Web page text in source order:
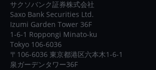
サクソバンク証券株式会社
Saxo Bank Securities Ltd.
Izumi Garden Tower 36F
1-6-1 Roppongi Minato-ku
Tokyo 106-6036
〒106-6036 東京都港区六本木1-6-1
泉ガーデンタワー36F